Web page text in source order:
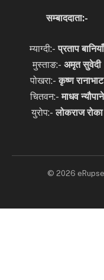
सम्बाददाता:-
म्याग्दी:-प्रताप बानियाँ
मुस्ताङ:- अमृत सुवेदी
पोखरा:-कृष्ण रानाभाट
चितवन:-माधव न्यौपाने
युरोप:-लोकराज रोका
© 2026